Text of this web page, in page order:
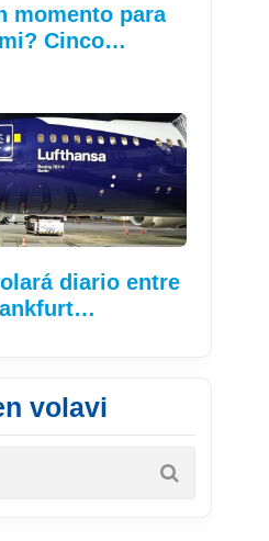
momento para
Cinco…
diario entre
volavi